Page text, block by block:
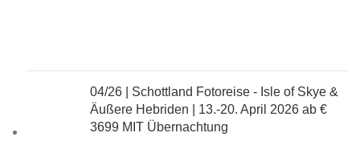
04/26 | Schottland Fotoreise - Isle of Skye &
Äußere Hebriden | 13.-20. April 2026 ab €
3699 MIT Übernachtung